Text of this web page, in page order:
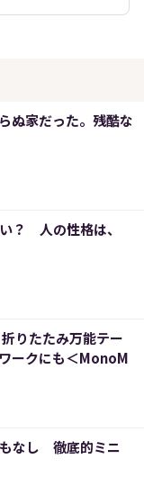
ぬ家だった。残酷な
？ 人の性格は、
りたたみ万能テー
ークにも＜MonoM
なし 徹底的ミニ